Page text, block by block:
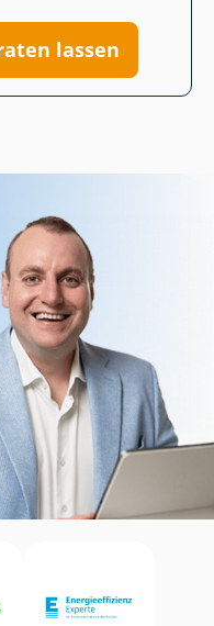
lassen